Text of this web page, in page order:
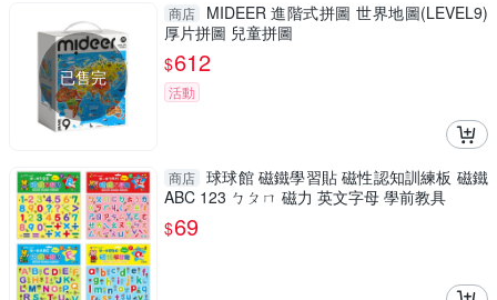
已售完
商店
MIDEER 進階式拼圖 世界地圖(LEVEL9)
厚片拼圖 兒童拼圖
$612
活動
商店 球球館 磁鐵學習貼 磁性認知訓練板 磁鐵
ABC 123 ㄅㄆㄇ 磁力 英文字母 學前教具
$69